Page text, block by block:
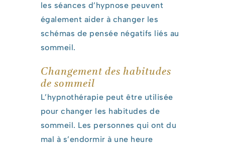
les séances d’hypnose peuvent
également aider à changer les
schémas de pensée négatifs liés au
sommeil.
Changement des habitudes
de sommeil
L’hypnothérapie peut être utilisée
pour changer les habitudes de
sommeil. Les personnes qui ont du
mal à s’endormir à une heure